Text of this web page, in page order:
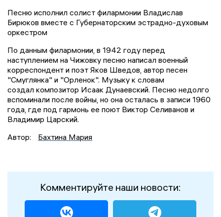
Песню исполнил солист филармонии Владислав
Бирюков вместе с Губернаторским эстрадно-духовым
оркестром
По данным филармонии, в 1942 году перед
наступлением на Чижовку песню написал военный
корреспондент и поэт Яков Шведов, автор песен
"Смуглянка" и "Орленок". Музыку к словам
создал композитор Исаак Дунаевский. Песню недолго
вспоминали после войны, но она осталась в записи 1960
года, где под гармонь ее поют Виктор Селиванов и
Владимир Царский.
Автор:
Бахтина Мария
Комментируйте наши новости: